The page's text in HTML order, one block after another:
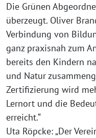
Die Grünen
überzeugt. Oliver
Verbindung von
ganz praxisnah zum
bereits den Kindern
und Natur
Zertifizierung wird
Lernort und die
erreicht.“
Uta Röpcke: „Der